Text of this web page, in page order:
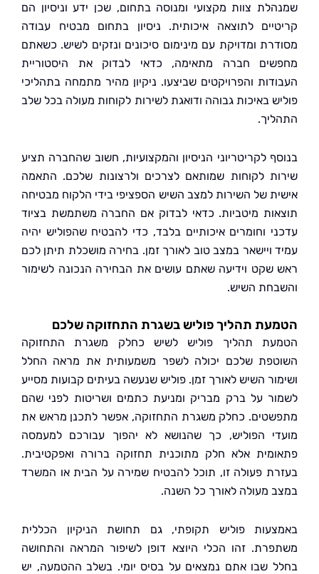
צוות מקצועי ומנוסה בתחום, שכן ידע וניסיון הם
לתוצאה איכותית. ניסיון בתחום מבטיח עבודה
ומדויקת עם מינימום סיכונים ונזקים לשיש. כשאתם
חברה מתאימה, כדאי לבדוק את היסטוריית
והפרויקטים שביצעו. ניקיון מהיר מתמחה בתהליכי
באיכות גבוהה ודואגת לשירות לקוחות מעולה בכל שלב
לקריטריוני הניסיון והמקצועיות, חשוב שהחברה תציע
לקוחות שמותאם לצרכים ולרצונות שלכם. התאמה
של השירות למצב השיש הספציפי בידי הלקוח מבטיחה
מיטביות. כדאי לבדוק אם החברה משתמשת בציוד
וחומרים איכותיים בלבד, כדי להבטיח שהפוליש יהיה
ויישאר במצב טוב לאורך זמן. בחירה מושכלת תיתן לכם
וידיעה שאתם עושים את הבחירה הנכונה לשימור
השיש.
תהליך פוליש בשגרת התחזוקה שלכם
תהליך פוליש לשיש כחלק משגרת התחזוקה
שלכם יכולה לשפר משמעותית את מראה החלל
השיש לאורך זמן. פוליש שנעשה בעיתים קבועות מסייע
על ברק מבריק ומניעת כתמים ושריטות לפני שהם
כחלק משגרת התחזוקה, אפשר לתכנן מראש את
הפוליש, כך שהנושא לא יהפוך עבורכם למעמסה
אלא חלק מתוכנית תחזוקה ברורה ואפקטיבית.
פעולה זו, תוכל להבטיח שמירה על הבית או המשרד
מעולה לאורך כל השנה.
פוליש תקופתי, גם תחושת הניקיון הכללית
זהו הכלי היוצא דופן לשיפור המראה והתחושה
שבו אתם נמצאים על בסיס יומי. בשלב ההטמעה, יש